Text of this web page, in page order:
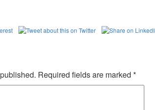
Required fields are marked *